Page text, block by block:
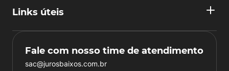
Links úteis
Fale com nosso time de atendimento
sac@jurosbaixos.com.br